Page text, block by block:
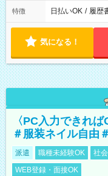
特徴 日払いOK / 履歴
気になる！
〈PC入力できれ
＃服装ネイル自由
派遣 職種未経験OK 社
WEB登録・面接OK